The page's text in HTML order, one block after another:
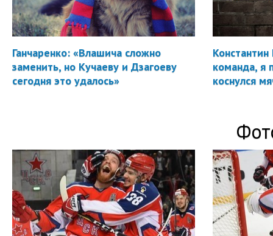
Ганчаренко: «Влашича сложно
заменить, но Кучаеву и Дзагоеву
сегодня это удалось»
Константин
команда, я
коснулся